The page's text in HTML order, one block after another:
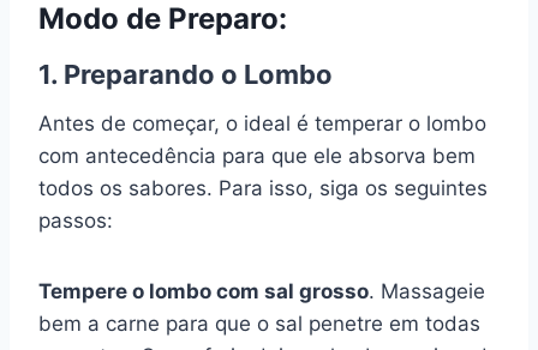
Modo de Preparo:
1. Preparando o Lombo
Antes de começar, o ideal é temperar o lombo
com antecedência para que ele absorva bem
todos os sabores. Para isso, siga os seguintes
passos:
Tempere o lombo com sal grosso. Massageie
bem a carne para que o sal penetre em todas